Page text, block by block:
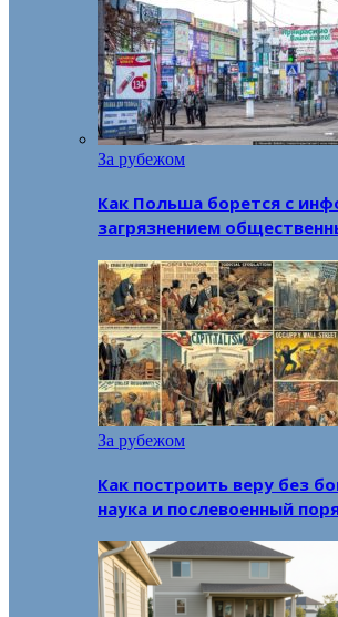
За рубежом
Как Польша борется с
загрязнением
За рубежом
Как построить веру без
наука и послевоенный